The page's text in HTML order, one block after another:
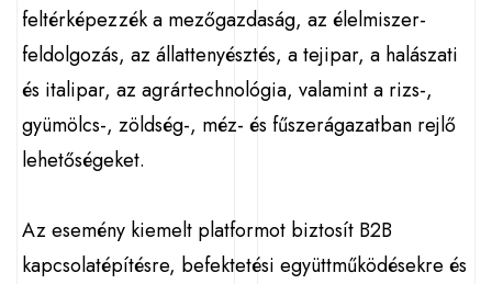
feltérképezzék a mezőgazdaság, az élelmiszer-
feldolgozás, az állattenyésztés, a tejipar, a halászati
és italipar, az agrártechnológia, valamint a rizs-,
gyümölcs-, zöldség-, méz- és fűszerágazatban rejlő
lehetőségeket.
Az esemény kiemelt platformot biztosít B2B
kapcsolatépítésre, befektetési együttműködésekre és